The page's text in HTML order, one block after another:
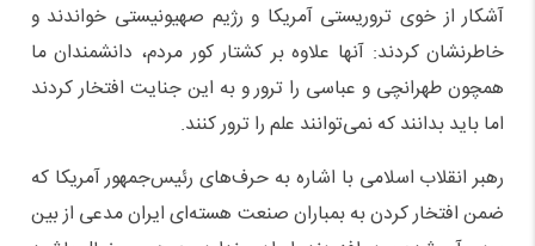
آشکار از خوی تروریستی آمریکا و رژیم صهیونیستی خواندند و
خاطرنشان کردند: آنها علاوه بر کشتار کور مردم، دانشمندان ما
همچون طهرانچی و عباسی را ترور و به این جنایت افتخار کردند
اما باید بدانند که نمی‌توانند علم را ترور کنند.
رهبر انقلاب اسلامی با اشاره به حرف‌های رئیس‌جمهور آمریکا که
ضمن افتخار کردن به بمباران صنعت هسته‌ای ایران مدعی از بین